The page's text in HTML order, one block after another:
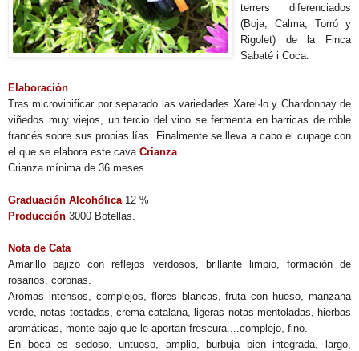
terrers diferenciados
(Boja, Calma, Torró y
Rigolet) de la Finca
Sabaté i Coca.
Elaboración
Tras microvinificar por separado las variedades Xarel·lo y Chardonnay de
viñedos muy viejos, un tercio del vino se fermenta en barricas de roble
francés sobre sus propias lías. Finalmente se lleva a cabo el cupage con
el que se elabora este cava. Crianza
Crianza mínima de 36 meses
Graduación Alcohólica 12 %
Producción 3000 Botellas.
Nota de Cata
Amarillo pajizo con reflejos verdosos, brillante limpio, formación de
rosarios, coronas.
Aromas intensos, complejos, flores blancas, fruta con hueso, manzana
verde, notas tostadas, crema catalana, ligeras notas mentoladas, hierbas
aromáticas, monte bajo que le aportan frescura....complejo, fino.
En boca es sedoso, untuoso, amplio, burbuja bien integrada, largo,